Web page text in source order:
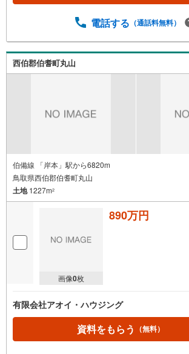
電話する （通話料無料）
西伯郡伯耆町丸山
伯備線 「岸本」駅から6820m
鳥取県西伯郡伯耆町丸山
土地1227m2
画像0枚
890万円
有限会社アオイ・ハウジング
資料をもらう （無料）